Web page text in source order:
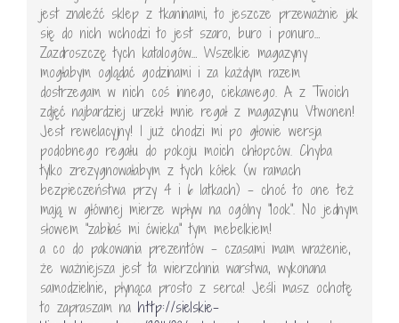
jest znaleźć sklep z tkaninami, to jeszcze przeważnie jak
się do nich wchodzi to jest szaro, buro i ponuro…
Zazdroszczę tych katalogów… Wszelkie magazyny
mogłabym oglądać godzinami i za każdym razem
dostrzegam w nich coś innego, ciekawego. A z Twoich
zdjęć najbardziej urzekł mnie regał z magazynu Vtwonen!
Jest rewelacyjny! I już chodzi mi po głowie wersja
podobnego regału do pokoju moich chłopców. Chyba
tylko zrezygnowałabym z tych kółek (w ramach
bezpieczeństwa przy 4 i 6 latkach) – choć to one też
mają w głównej mierze wpływ na ogólny "look". No jednym
słowem "zabiłaś mi ćwieka" tym mebelkiem!
a co do pakowania prezentów – czasami mam wrażenie,
że ważniejsza jest ta wierzchnia warstwa, wykonana
samodzielnie, płynąca prosto z serca! Jeśli masz ochotę
to zapraszam na http://sielskie-